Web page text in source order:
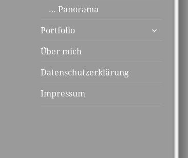
… Panorama
Portfolio
untermenü
Über mich
Datenschutzerklärung
Impressum